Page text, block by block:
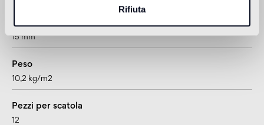
Rifiuta
Spessore
15 mm
Peso
10,2 kg/m2
Pezzi per scatola
12